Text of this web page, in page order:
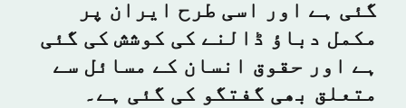
گئی ہے اور اسی طرح ایران پر
مکمل دباؤ ڈالنے کی کوشش کی گئی
ہے اور حقوق انسان کے مسائل سے
متعلق بھی گفتگو کی گئی ہے۔